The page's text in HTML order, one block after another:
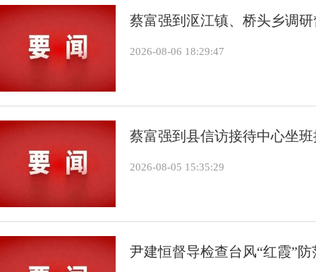
蔡富强到沤江镇、桥头乡调
2026-08-06 18:29:47
蔡富强到县信访接待中心坐
2026-08-05 15:35:29
尹建恒督导检查台风“红霞”